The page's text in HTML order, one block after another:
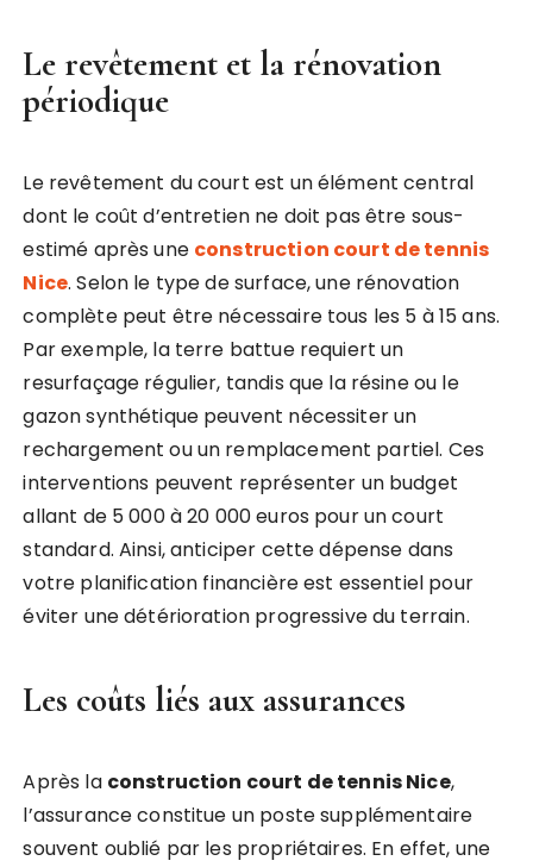
Le revêtement et la rénovation
périodique
Le revêtement du court est un élément central
dont le coût d’entretien ne doit pas être sous-
estimé après une construction court de tennis
Nice. Selon le type de surface, une rénovation
complète peut être nécessaire tous les 5 à 15 ans.
Par exemple, la terre battue requiert un
resurfaçage régulier, tandis que la résine ou le
gazon synthétique peuvent nécessiter un
rechargement ou un remplacement partiel. Ces
interventions peuvent représenter un budget
allant de 5 000 à 20 000 euros pour un court
standard. Ainsi, anticiper cette dépense dans
votre planification financière est essentiel pour
éviter une détérioration progressive du terrain.
Les coûts liés aux assurances
Après la construction court de tennis Nice,
l’assurance constitue un poste supplémentaire
souvent oublié par les propriétaires. En effet, une